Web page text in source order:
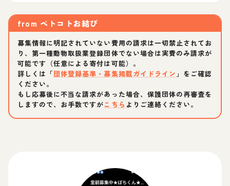
from ペトコトお結び
募集情報に明記されていない費用の請求は一切禁止されてお
り、第一種動物取扱業登録団体でない場合は実費のみ請求が
可能です（任意による寄付は可能）。
詳しくは「団体登録基準・募集掲載ガイドライン 」をご確認
ください。
もし応募後に不当な請求があった場合、保護団体の再審査を
しますので、お手数ですがこちら よりご連絡ください。